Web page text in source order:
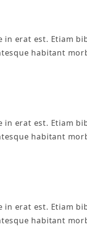
erat est. Etiam
habitant
erat est. Etiam
habitant
erat est. Etiam
habitant